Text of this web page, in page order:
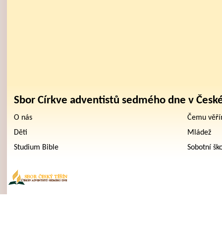
Sbor Církve adventistů sedmého dne v
O nás
Čemu
Děti
Mládež
Studium Bible
Sobotní